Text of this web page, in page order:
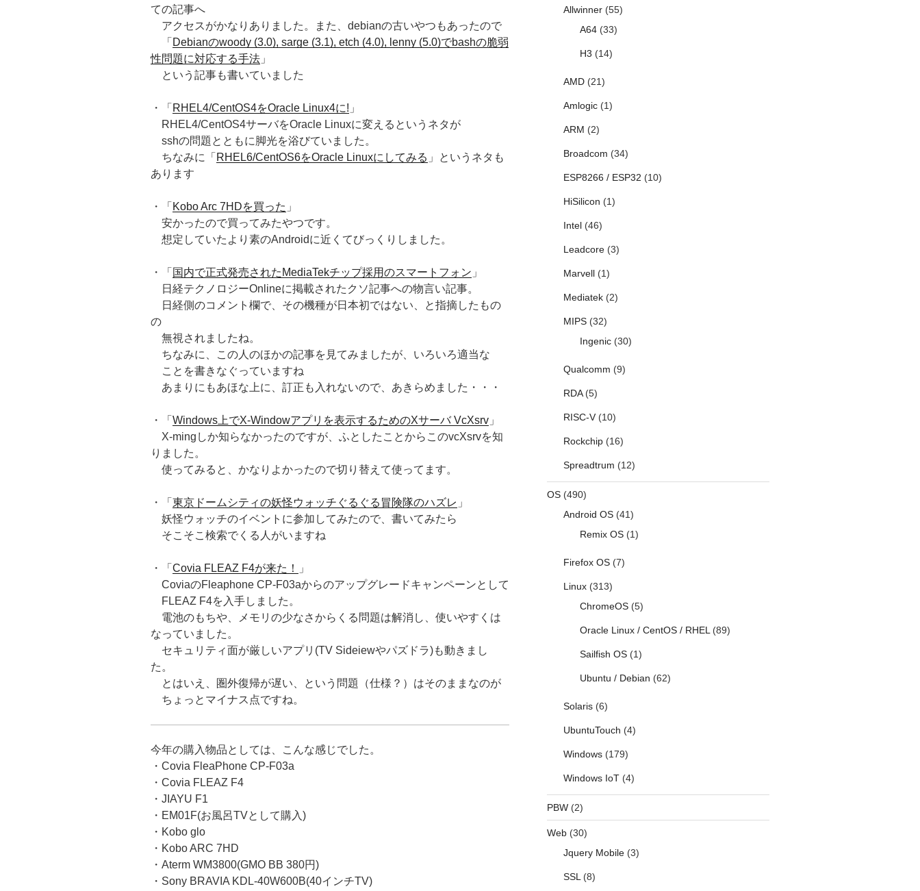
ての記事へ
アクセスがかなりありました。また、debianの古いやつもあったので
「 Debianのwoody (3.0), sarge (3.1), etch (4.0), lenny (5.0)でbashの脆弱
性問題に対応する手法 」
という記事も書いていました
・「 RHEL4/CentOS4をOracle Linux4に! 」
RHEL4/CentOS4サーバをOracle Linuxに変えるというネタが
sshの問題とともに脚光を浴びていました。
ちなみに「 RHEL6/CentOS6をOracle Linuxにしてみる 」というネタも
あります
・「 Kobo Arc 7HDを買った 」
安かったので買ってみたやつです。
想定していたより素のAndroidに近くてびっくりしました。
・「 国内で正式発売されたMediaTekチップ採用のスマートフォン 」
日経テクノロジーOnlineに掲載されたクソ記事への物言い記事。
日経側のコメント欄で、その機種が日本初ではない、と指摘したもの
の
無視されましたね。
ちなみに、この人のほかの記事を見てみましたが、いろいろ適当な
ことを書きなぐっていますね
あまりにもあほな上に、訂正も入れないので、あきらめました・・・
・「 Windows上でX-Windowアプリを表示するためのXサーバ VcXsrv 」
X-mingしか知らなかったのですが、ふとしたことからこのvcXsrvを知
りました。
使ってみると、かなりよかったので切り替えて使ってます。
・「 東京ドームシティの妖怪ウォッチぐるぐる冒険隊のハズレ 」
妖怪ウォッチのイベントに参加してみたので、書いてみたら
そこそこ検索でくる人がいますね
・「 Covia FLEAZ F4が来た！
」
CoviaのFleaphone CP-F03aからのアップグレードキャンペーンとして
FLEAZ F4を入手しました。
電池のもちや、メモリの少なさからくる問題は解消し、使いやすくは
なっていました。
セキュリティ面が厳しいアプリ(TV Sideiewやパズドラ)も動きまし
た。
とはいえ、圏外復帰が遅い、という問題（仕様？）はそのままなのが
ちょっとマイナス点ですね。
今年の購入物品としては、こんな感じでした。
・Covia FleaPhone CP-F03a
・Covia FLEAZ F4
・JIAYU F1
・EM01F(お風呂TVとして購入)
・Kobo glo
・Kobo ARC 7HD
・Aterm WM3800(GMO BB 380円)
・Sony BRAVIA KDL-40W600B(40インチTV)
Allwinner(55)
A64(33)
H3 (14)
AMD(21)
Amlogic(1)
ARM (2)
Broadcom (34)
ESP8266 / ESP32 (10)
HiSilicon (1)
Intel(46)
Leadcore(3)
Marvell(1)
Mediatek(2)
MIPS(32)
Ingenic(30)
Qualcomm (9)
RDA(5)
RISC-V(10)
Rockchip(16)
Spreadtrum (12)
OS(490)
Android OS(41)
Remix OS(1)
Firefox OS(7)
Linux(313)
ChromeOS(5)
Oracle Linux / CentOS / RHEL(89)
Sailfish OS(1)
Ubuntu / Debian (62)
Solaris(6)
UbuntuTouch (4)
Windows(179)
Windows IoT(4)
PBW(2)
Web(30)
Jquery Mobile(3)
SSL(8)